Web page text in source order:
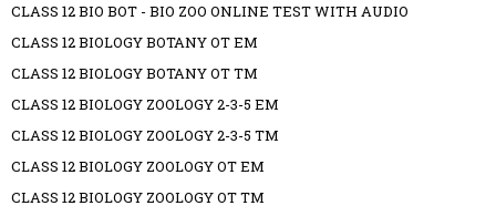
CLASS 12 BIO BOT - BIO ZOO ONLINE TEST WITH AUDIO
CLASS 12 BIOLOGY BOTANY OT EM
CLASS 12 BIOLOGY BOTANY OT TM
CLASS 12 BIOLOGY ZOOLOGY 2-3-5 EM
CLASS 12 BIOLOGY ZOOLOGY 2-3-5 TM
CLASS 12 BIOLOGY ZOOLOGY OT EM
CLASS 12 BIOLOGY ZOOLOGY OT TM